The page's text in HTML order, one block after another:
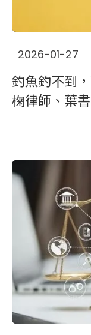
2026-01-27
釣魚釣不到
椈律師、葉